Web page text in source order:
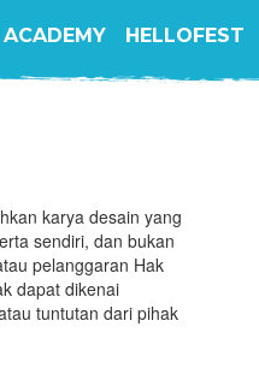
ACADEMY HELLOFEST
karya desain yang
sendiri, dan bukan
pelanggaran Hak
dapat dikenai
tuntutan dari pihak